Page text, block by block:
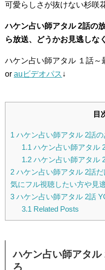
可愛らしさが抜けない杉咲
ハケン占い師アタル 2話の
ら放送、どうかお見逃しな
ハケン占い師アタル １話～
or auビデオパス ↓
目
1 ハケン占い師アタル 2話
1.1 ハケン占い師アタル
1.2ハケン占い師アタル
2 ハケン占い師アタル 2話
気にフル視聴したい方や見
3 ハケン占い師アタル 2話
3.1 Related Posts
ハケン占い師アタル
ろ